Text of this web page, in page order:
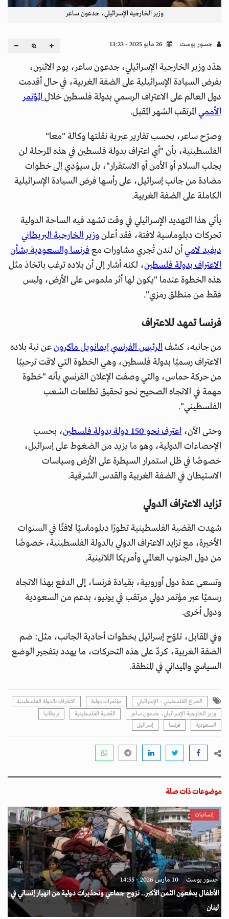
وزير الخارجية الإسرائيلي، جدعون ساعر
جسور بوست
هدّد وزير الخارجية الإسرائيلي، جدعون ساعر، يوم الاثنين،
بفرض السيادة الإسرائيلية على الضفة الغربية، في حال أقدمت
دول العالم على الاعتراف الرسمي بدولة فلسطين خلالالمؤتمر
الأممي المرتقب الشهر المقبل.
وصرّح ساعر، بحسب تقارير عبرية نقلتها وكالة "معا"
الفلسطينية، بأن "أي اعتراف بدولة فلسطين في هذه المرحلة لن
يجلب السلام أو الأمن أو الاستقرار"، بل سيؤدي إلى خطوات
مضادة من جانب إسرائيل، على رأسها فرض السيادة الإسرائيلية
الكاملة على الضفة الغربية.
يأتي هذا التهديد الإسرائيلي في وقت تشهد فيه الساحة الدولية
تحركات دبلوماسية لافتة، فقد أعلنوزير الخارجية البريطاني
ديفيد لامي أن لندن تُجري مشاورات معفرنسا والسعودية بشأن
الاعتراف بدولة فلسطين، لكنه أشار إلى أن بلاده ترغب باتخاذ مثل
هذه الخطوة عندما "يكون لها أثر ملموس على الأرض، وليس
فقط من منطلق رمزي".
فرنسا تمهد للاعتراف
من جانبه، كشفالرئيس الفرنسي إيمانويل ماكرونعن نية بلاده
الاعتراف رسميًا بدولة فلسطين، وهي الخطوة التي لاقت ترحيبًا
من حركة حماس، والتي وصفت الإعلان الفرنسي بأنه "خطوة
مهمة في الاتجاه الصحيح نحو تحقيق تطلعات الشعب
الفلسطيني".
وحتى الآن، اعترف نحو 150 دولة بدولة فلسطين
، بحسب
الإحصاءات الدولية، وهو ما يزيد من الضغوط على إسرائيل،
خصوصًا في ظل استمرار السيطرة على الأرض وسياسات
الاستيطان في الضفة الغربية والقدس الشرقية.
تزايد الاعتراف الدولي
شهدت القضية الفلسطينية تطورًا دبلوماسيًا لافتًا في السنوات
الأخيرة، مع تزايد الاعتراف الدولي بالدولة الفلسطينية، خصوصًا
من دول الجنوب العالمي وأمريكا اللاتينية.
وتسعى عدة دول أوروبية، بقيادة فرنسا، إلى الدفع بهذا الاتجاه
رسميًا عبر مؤتمر دولي مرتقب في يونيو، بدعم من السعودية
ودول أخرى.
وفي المقابل، تلوّح إسرائيل بخطوات أحادية الجانب، مثل: ضم
الضفة الغربية، كردّ على هذه التحركات، ما يهدد بتفجير الوضع
السياسي والميداني في المنطقة.
الصراع الفلسطيني - الإسرائيلي مؤتمرات دولية
الاعتراف بالدولة الفلسطينية
وزير الخارجية الإسرائيلي، جدعون ساعر
القضية الفلسطينية
بريطانيا
السعودية
فرنسا إسرائيل
موضوعات ذات صلة
إنسانيات
جسور بوست 10 مارس 2026 - 14:55
الأطفال يدفعون الثمن الأكبر.. نزوح جماعي وتحذيرات دولية من انهيار إنساني في
لبنان